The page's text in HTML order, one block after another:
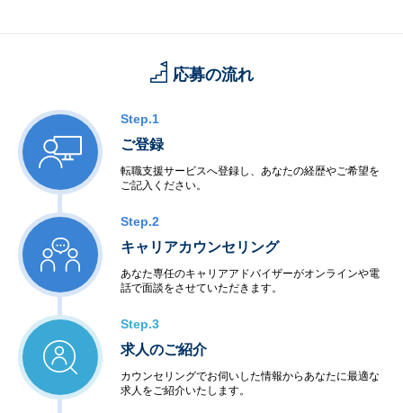
・衛星・航空制御
・交通機関・車輌制御
・ビル・店舗設備制御
・電力・エネルギー制御
・通信インフラ制御
・LSI・FPGA設計
・電子回路設計・生産
◆アウトソーシングサービス
＜システム運用保守サービス＞
・業務運用
・オペレーション
・ネットワーク管理
・ファシリティ管理
・ヘルプデスク
応募の流れ
Step.1
ご登録
転職支援サービスへ登録し、あなたの経歴やご希望を
ご記入ください。
Step.2
キャリアカウンセリング
あなた専任のキャリアアドバイザーがオンラインや電
話で面談をさせていただきます。
Step.3
求人のご紹介
カウンセリングでお伺いした情報からあなたに最適な
求人をご紹介いたします。